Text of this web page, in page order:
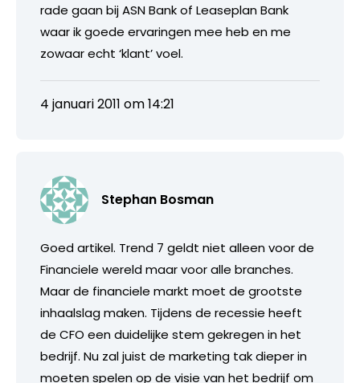
rade gaan bij ASN Bank of Leaseplan Bank
waar ik goede ervaringen mee heb en me
zowaar echt ‘klant’ voel.
4 januari 2011 om 14:21
Stephan Bosman
Goed artikel. Trend 7 geldt niet alleen voor de
Financiele wereld maar voor alle branches.
Maar de financiele markt moet de grootste
inhaalslag maken. Tijdens de recessie heeft
de CFO een duidelijke stem gekregen in het
bedrijf. Nu zal juist de marketing tak dieper in
moeten spelen op de visie van het bedrijf om